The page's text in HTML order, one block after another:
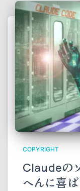
COPYRIGHT
Claudeの
へんに喜